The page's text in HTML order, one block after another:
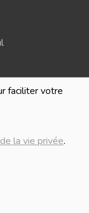
faciliter votre
la vie privée.